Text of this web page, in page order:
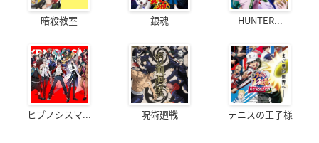
暗殺教室 銀魂 HUNTER...
ヒプノシスマ... 呪術廻戦 テニスの王子様